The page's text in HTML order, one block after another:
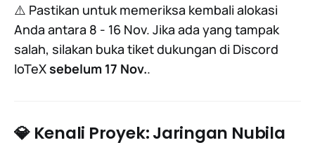
⚠️ Pastikan untuk memeriksa kembali alokasi
Anda antara 8 - 16 Nov. Jika ada yang tampak
salah, silakan buka tiket dukungan di Discord
IoTeXsebelum 17 Nov..
💎 Kenali Proyek: Jaringan Nubila